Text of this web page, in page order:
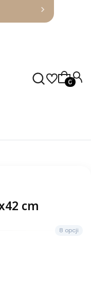
cm
8 opcji